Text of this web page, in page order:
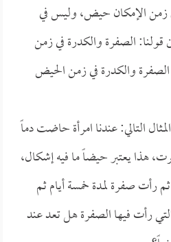
زمن الإمكان حيض، وليس في
الصفرة والكدرة في زمن
والكدرة في زمن الحيض
التالي: عندنا امرأة حاضت دماً
هذا يعتبر حيضاً ما فيه إشكال،
رأت صفرة لمدة خمسة أيام ثم
رأت فيها الصفرة هل تعد عند